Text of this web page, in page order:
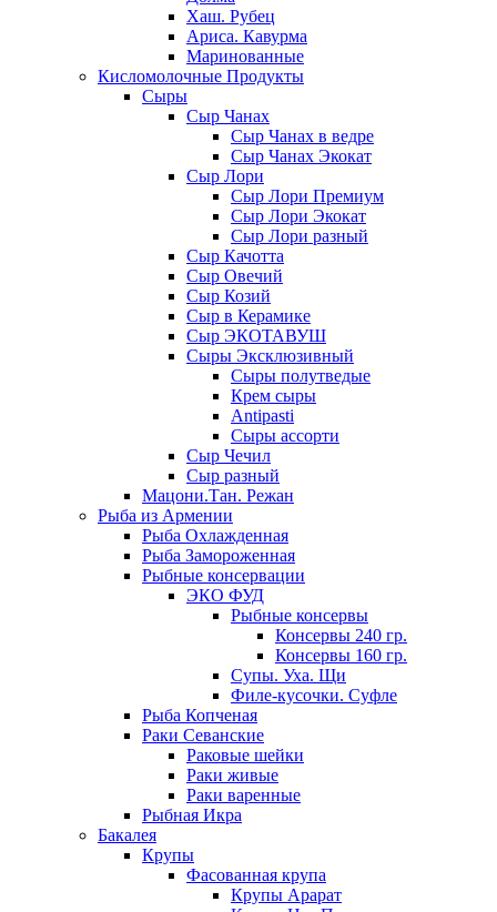
Хаш. Рубец
Ариса. Кавурма
Маринованные
Кисломолочные Продукты
Сыры
Сыр Чанах
Сыр Чанах в ведре
Сыр Чанах Экокат
Сыр Лори
Сыр Лори Премиум
Сыр Лори Экокат
Сыр Лори разный
Сыр Качотта
Сыр Овечий
Сыр Козий
Сыр в Керамике
Сыр ЭКОТАВУШ
Сыры Эксклюзивный
Сыры полутведые
Крем сыры
Antipasti
Сыры ассорти
Сыр Чечил
Сыр разный
Мацони.Тан. Режан
Рыба из Армении
Рыба Охлажденная
Рыба Замороженная
Рыбные консервации
ЭКО ФУД
Рыбные консервы
Консервы 240 гр.
Консервы 160 гр.
Супы. Уха. Щи
Филе-кусочки. Суфле
Рыба Копченая
Раки Севанские
Раковые шейки
Раки живые
Раки варенные
Рыбная Икра
Бакалея
Крупы
Фасованная крупа
Крупы Арарат